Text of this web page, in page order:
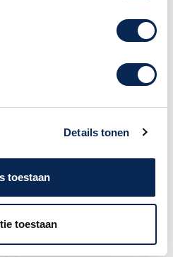
Details tonen
toestaan
toestaan
te woord.